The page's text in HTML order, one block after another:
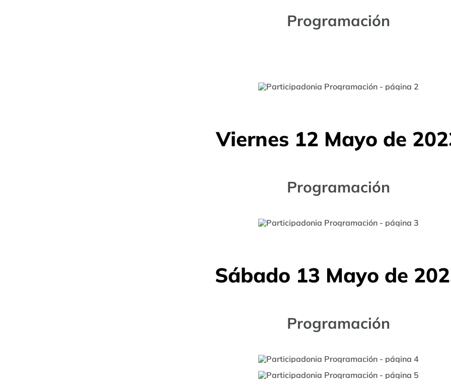
Programación
Viernes 12 Mayo de
Programación
Sábado 13 Mayo de
Programación